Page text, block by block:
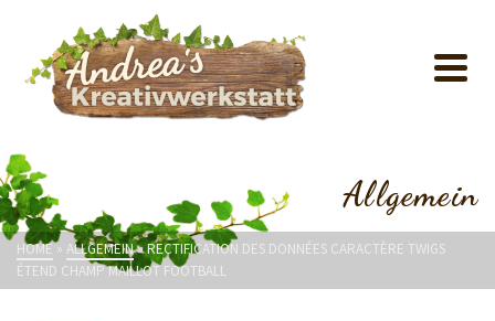
Allgemein
HOME » ALLGEMEIN»RECTIFICATION DES DONNÉES CARACTÈRE TWIGS
ÉTEND CHAMP MAILLOT FOOTBALL